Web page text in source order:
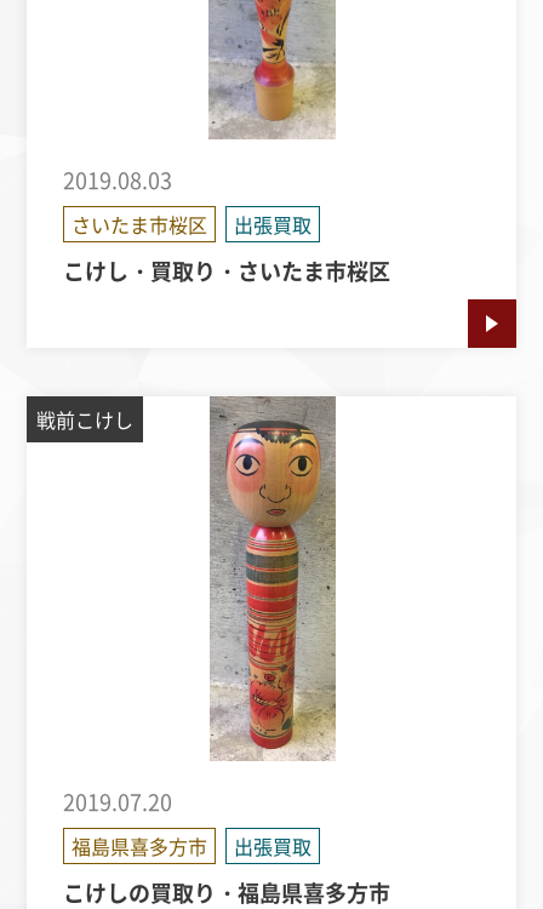
2019.08.03
さいたま市桜区 出張買取
こけし・買取り・さいたま市桜区
戦前こけし
2019.07.20
福島県喜多方市 出張買取
こけしの買取り・福島県喜多方市